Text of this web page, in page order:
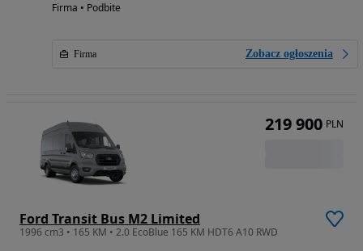
Firma • Podbite
Firma Zobacz ogłoszenia
Ford Transit Bus M2 Limited
1996 cm3 • 165 KM • 2.0 EcoBlue 165 KM HDT6 A10 RWD
219 900 PLN